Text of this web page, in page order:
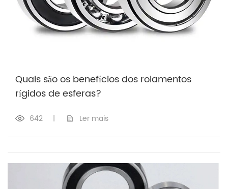
Quais são os benefícios dos rolamentos
rígidos de esferas?
642 | Ler mais